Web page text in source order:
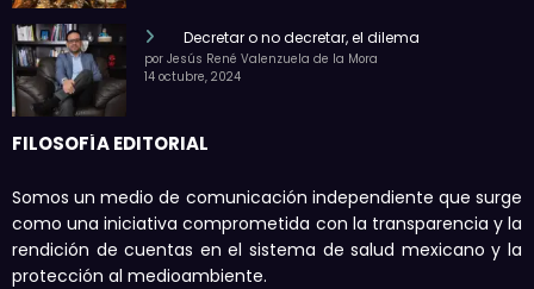
Decretar o no decretar, el dilema
por Jesús René Valenzuela de la Mora
14 octubre, 2024
FILOSOFÍA EDITORIAL
Somos un medio de comunicación independiente que surge
como una iniciativa comprometida con la transparencia y la
rendición de cuentas en el sistema de salud mexicano y la
protección al medioambiente.